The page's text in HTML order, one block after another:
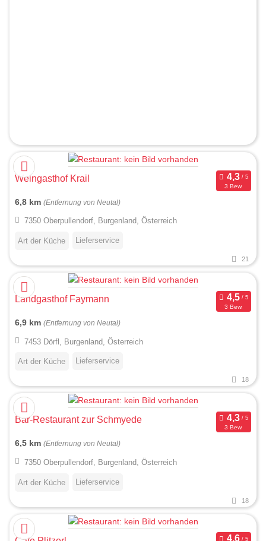
Weingasthof Krail
3 Bew.
6,8 km (Entfernung von Neutal)
7350 Oberpullendorf, Burgenland, Österreich
Art der Küche Lieferservice
21
Landgasthof Faymann
3 Bew.
6,9 km (Entfernung von Neutal)
7453 Dörfl, Burgenland, Österreich
Art der Küche Lieferservice
18
Bar-Restaurant zur Schmyede
3 Bew.
6,5 km (Entfernung von Neutal)
7350 Oberpullendorf, Burgenland, Österreich
Art der Küche Lieferservice
18